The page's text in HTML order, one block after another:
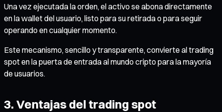
Una vez ejecutada la orden, el activo se abona directamente
en la wallet del usuario, listo para su retirada o para seguir
operando en cualquier momento.
Este mecanismo, sencillo y transparente, convierte al trading
spot en la puerta de entrada al mundo cripto para la mayoría
de usuarios.
3. Ventajas del trading spot